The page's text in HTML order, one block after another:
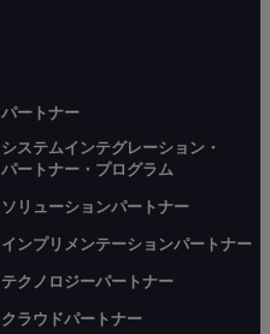
パートナー
システムインテグレーション・
パートナー・プログラム
ソリューションパートナー
インプリメンテーションパートナー
テクノロジーパートナー
クラウドパートナー